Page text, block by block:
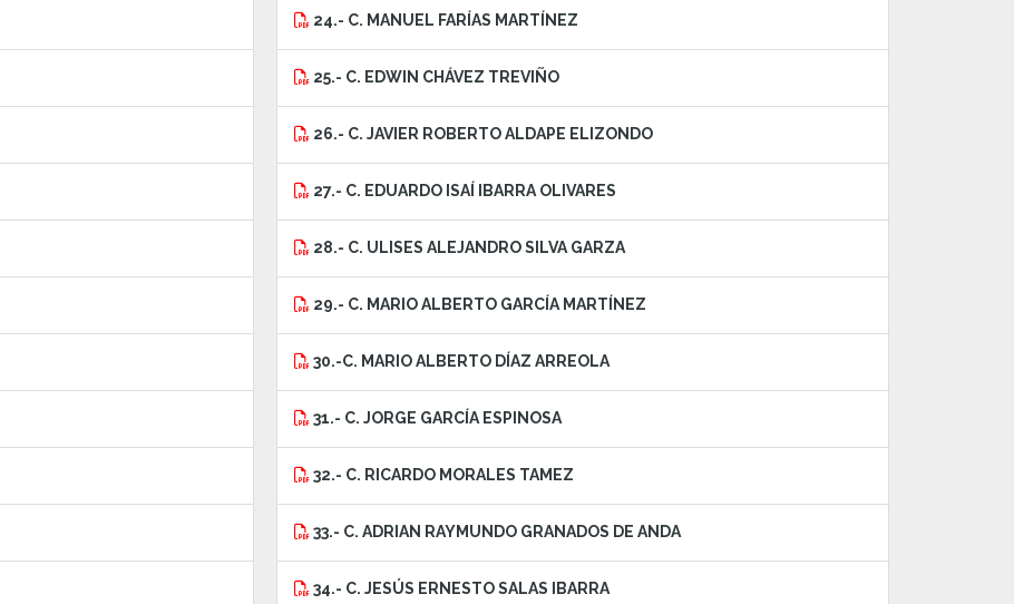
24.- C. MANUEL FARÍAS MARTÍNEZ
25.- C. EDWIN CHÁVEZ TREVIÑO
26.- C. JAVIER ROBERTO ALDAPE ELIZONDO
27.- C. EDUARDO ISAÍ IBARRA OLIVARES
28.- C. ULISES ALEJANDRO SILVA GARZA
29.- C. MARIO ALBERTO GARCÍA MARTÍNEZ
30.-C. MARIO ALBERTO DÍAZ ARREOLA
31.- C. JORGE GARCÍA ESPINOSA
32.- C. RICARDO MORALES TAMEZ
33.- C. ADRIAN RAYMUNDO GRANADOS DE ANDA
34.- C. JESÚS ERNESTO SALAS IBARRA